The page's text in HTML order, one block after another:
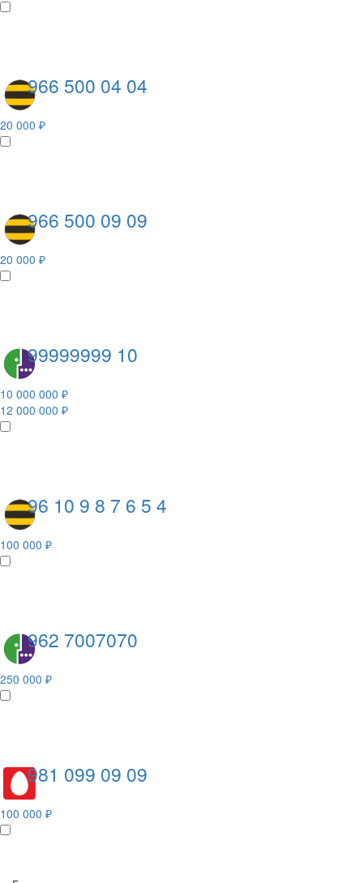
966 500 04 04
20 000 ₽
966 500 09 09
20 000 ₽
99999999 10
10 000 000 ₽
12 000 000 ₽
96 10 9 8 7 6 5 4
100 000 ₽
962 7007070
250 000 ₽
981 099 09 09
100 000 ₽